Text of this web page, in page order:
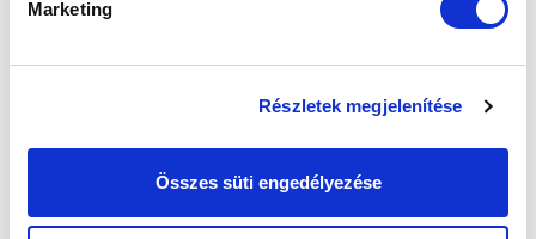
Marketing
Részletek megjelenítése
Összes süti engedélyezése